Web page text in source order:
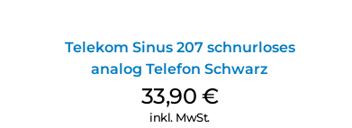
Telekom Sinus 207 schnurloses
analog Telefon Schwarz
33,90 €
inkl. MwSt.